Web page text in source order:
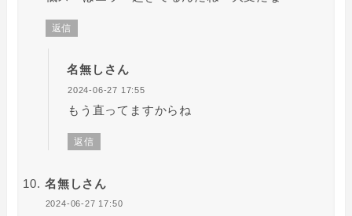
返信
名無しさん
2024-06-27 17:55
もう直ってますからね
返信
名無しさん
2024-06-27 17:50